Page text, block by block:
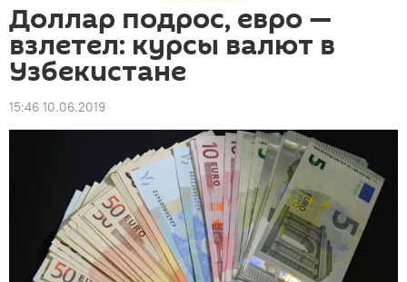
Доллар подрос, евро —
взлетел: курсы валют в
Узбекистане
15:46 10.06.2019